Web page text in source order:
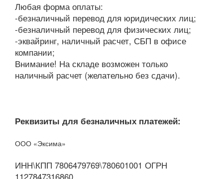
Любая форма оплаты:
-безналичный перевод для юридических лиц;
-безналичный перевод для физических лиц;
-эквайринг, наличный расчет, СБП в офисе
компании;
Внимание! На складе возможен только
наличный расчет (желательно без сдачи).
Реквизиты для безналичных платежей:
ООО «Эксима»
ИНН\КПП 7806479769\780601001 ОГРН